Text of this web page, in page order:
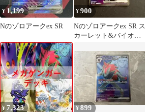
¥ 1,199
Nのゾロアークex SR
¥900
Nのゾロアークex SR ス
カーレット&バイオレ
パート…
¥7,323 ¥899